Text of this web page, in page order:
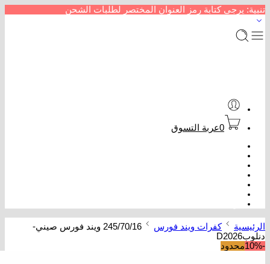
تنبية: يرجى كتابة رمز العنوان المختصر لطلبات الشحن
0عربة التسوق
الرئيسية كفرات ويند فورس
245/70/16 ويند فورس صيني-
دنلوبD2026
-10%
محدود